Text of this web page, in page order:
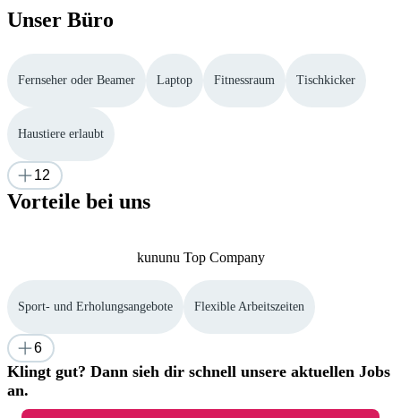
Unser Büro
Fernseher oder Beamer Laptop Fitnessraum Tischkicker
Haustiere erlaubt
12
Vorteile bei uns
kununu Top Company
Sport- und Erholungsangebote Flexible Arbeitszeiten
6
Klingt gut? Dann sieh dir schnell unsere aktuellen Jobs
an.